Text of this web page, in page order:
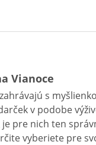
Vianoce
s
v podobe
pre nich ten
vyberiete pre